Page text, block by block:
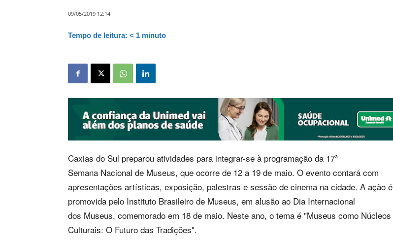
09/05/2019 12:14
Tempo de leitura: < 1 minuto
Caxias do Sul preparou atividades para integrar-se à programação da 17ª
Semana Nacional de Museus, que ocorre de 12 a 19 de maio. O evento contará com
apresentações artísticas, exposição, palestras e sessão de cinema na cidade. A ação é
promovida pelo Instituto Brasileiro de Museus, em alusão ao Dia Internacional
dos Museus, comemorado em 18 de maio. Neste ano, o tema é "Museus como Núcleos
Culturais: O Futuro das Tradições".